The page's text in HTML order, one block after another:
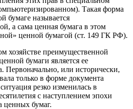
Такая форма
бумаге называется
а сама ценная бумага в этом
ценной бумагой (ст. 149 ГК РФ).
хозяйстве преимущественной
бумаги является ее
Первоначально, или исторически,
только в форме документа
резко изменилась в
с наступлением эпохи
ценных бумаг.